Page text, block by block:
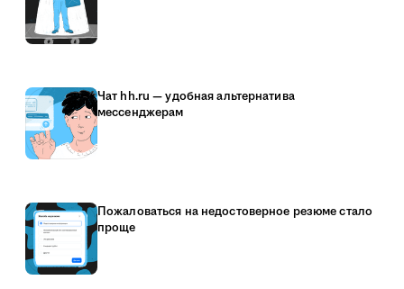
Чат hh.ru — удобная альтернатива
мессенджерам
Пожаловаться на недостоверное резюме стало
проще